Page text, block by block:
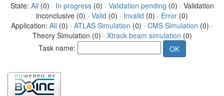
State: All (0) · In progress(0) · Validation pending (0) · Validation
inconclusive (0) · Valid (0) · Invalid (0) · Error (0)
Application: All (0) · ATLAS Simulation (0) · CMS Simulation (0) ·
Theory Simulation (0) · Xtrack beam simulation (0)
Task name: